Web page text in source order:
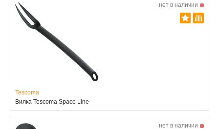
нет в наличии
Tescoma
Вилка Tescoma Space Line
нет в наличии